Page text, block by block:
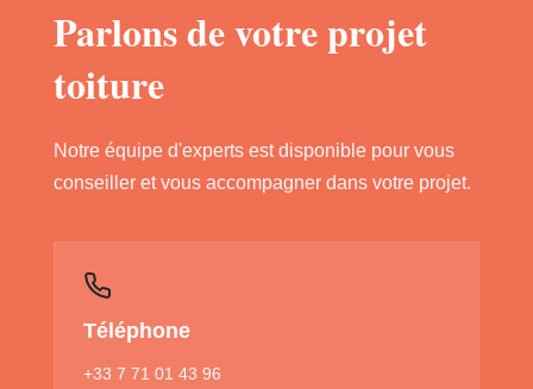
Parlons de votre projet
toiture
Notre équipe d'experts est disponible pour vous
conseiller et vous accompagner dans votre projet.
Téléphone
+33 7 71 01 43 96